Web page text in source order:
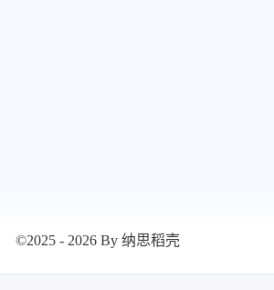
©2025 - 2026 By 纳思稻壳